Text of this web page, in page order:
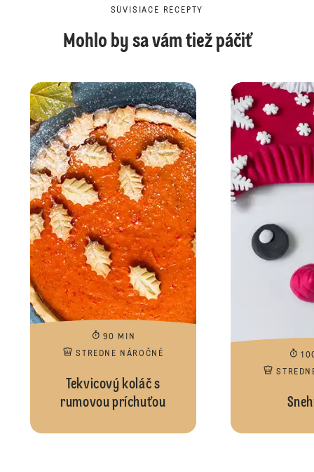
SÚVISIACE RECEPTY
Mohlo by sa vám tiež páčiť
90 MIN
STREDNE NÁROČNÉ
Tekvicový koláč s
rumovou príchuťou